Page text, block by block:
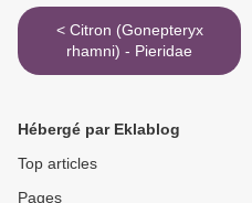
< Citron (Gonepteryx
rhamni) - Pieridae
Hébergé par Eklablog
Top articles
Pages